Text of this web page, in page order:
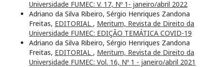
Universidade FUMEC: V. 17, Nº 1- janeiro/abril 2022
Adriano da Silva Ribeiro, Sérgio Henriques Zandona
Freitas, EDITORIAL , Meritum, Revista de Direito da
Universidade FUMEC: EDIÇÃO TEMÁTICA COVID-19
Adriano da Silva Ribeiro, Sérgio Henriques Zandona
Freitas, EDITORIAL , Meritum, Revista de Direito da
Universidade FUMEC: Vol. 16, Nº 1 - janeiro/abril 2021